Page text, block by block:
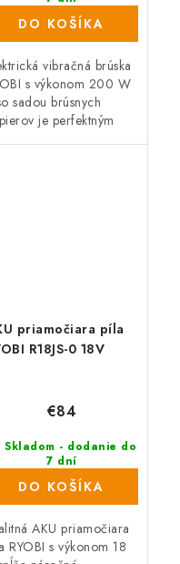
(988 ks)
DO KOŠÍKA
vibračná brúska
s výkonom 200 W
sadou brúsnych
je perfektným
priamočiara píla
R18JS-0 18V
Skladom - dodanie do
7 dní
(>1000 ks)
€84
DO KOŠÍKA
AKU priamočiara
RYOBI s výkonom 18